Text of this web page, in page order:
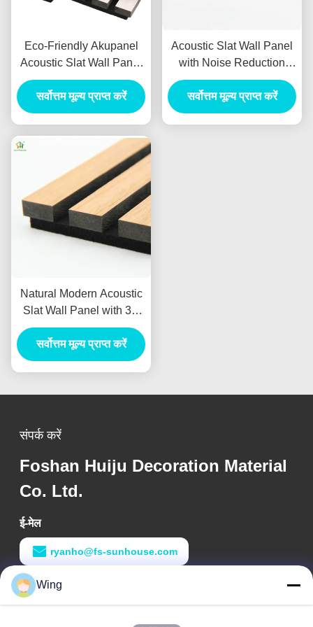
Eco-Friendly Akupanel
Acoustic Slat Wall Panel
with 550kg/m3 ~
880kg/m3 Density and
21mm Thickness for
Soundproofing
सर्वोत्तम मूल्य प्राप्त करें
Acoustic Slat Wall Panel
with Noise Reduction
Coefficient 1.1 More Than
5 Years Warranty and 3D
Model Design
सर्वोत्तम मूल्य प्राप्त करें
Natural Modern Acoustic
Slat Wall Panel with 3D
Model Design and
550kg/m3 Density for
Living Room Sound
सर्वोत्तम मूल्य प्राप्त करें
संपर्क करें
Foshan Huiju Decoration Material
Co. Ltd.
ई-मेल
ryanho@fs-sunhouse.com
काम का समय
9:00-18:00
Wing